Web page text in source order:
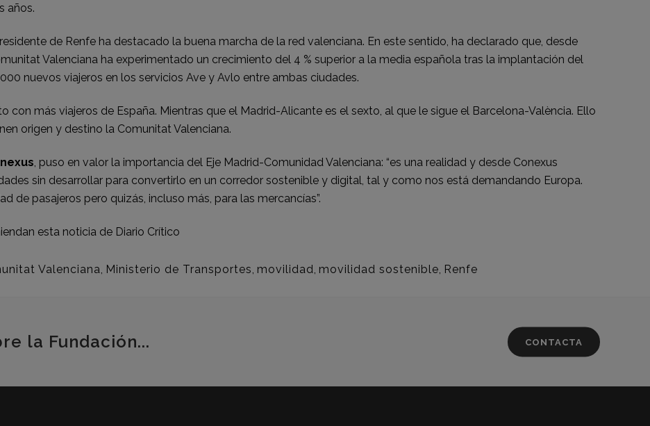
años.
de Renfe ha destacado la buena marcha de la red valenciana. En este sentido, ha declarado que, desde
Valenciana ha experimentado un crecimiento del 4 % superior a la media española tras la implantación del
nuevos viajeros en los servicios Ave y Avlo entre ambas ciudades.
con más viajeros de España. Mientras que el Madrid-Alicante es el sexto, al que le sigue el Barcelona-València. Ello
origen y destino la Comunitat Valenciana.
, puso en valor la importancia del Eje Madrid-Comunidad Valenciana: “es una realidad y desde Conexus
sin desarrollar para convertirlo en un corredor sostenible y digital, tal y como nos está demandando Europa.
de pasajeros pero quizás, incluso más, para las mercancías”.
esta noticia de Diario Crítico
Valenciana, Ministerio de Transportes, movilidad, movilidad sostenible, Renfe
la Fundación... CONTACTA